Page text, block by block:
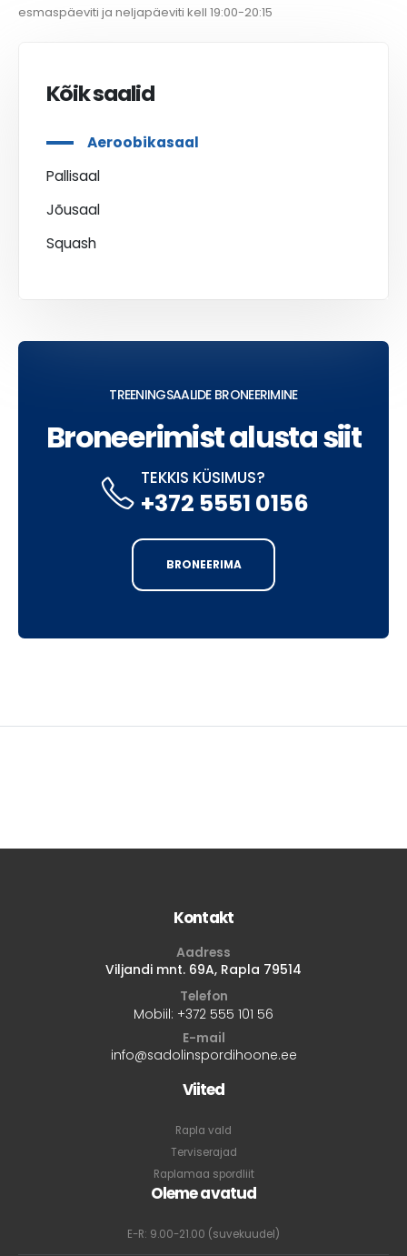
esmaspäeviti ja neljapäeviti kell 19:00-20:15
Kõik saalid
Aeroobikasaal
Pallisaal
Jõusaal
Squash
TREENINGSAALIDE BRONEERIMINE
Broneerimist alusta siit
TEKKIS KÜSIMUS?
+372 5551 0156
BRONEERIMA
Kontakt
Aadress
Viljandi mnt. 69A, Rapla 79514
Telefon
Mobiil: +372 555 101 56
E-mail
info@sadolinspordihoone.ee
Viited
Rapla vald
Terviserajad
Raplamaa spordliit
Oleme avatud
E-R: 9.00-21.00 (suvekuudel)